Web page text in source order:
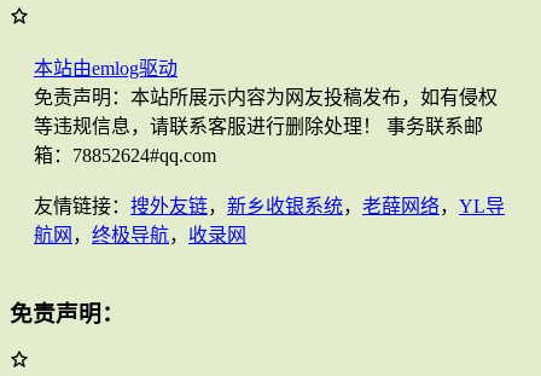
本站由emlog驱动
免责声明：本站所展示内容为网友投稿发布，如有侵权
等违规信息，请联系客服进行删除处理！ 事务联系邮
箱：78852624#qq.com
友情链接： 搜外友链， 新乡收银系统， 老薛网络， YL导
航网 ， 终极导航， 收录网
免责声明：